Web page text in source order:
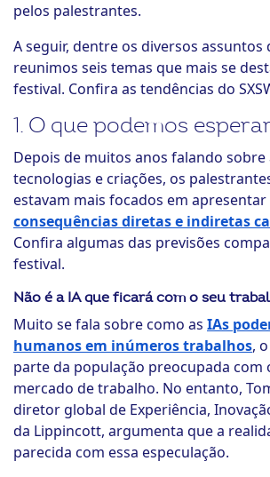
pelos palestrantes.
A seguir, dentre os diversos assuntos
reunimos seis temas que mais se
festival. Confira as tendências do
1. O que podemos
Depois de muitos anos falando sobre
tecnologias e criações, os
estavam mais focados em
consequências diretas e indiretas
Confira algumas das previsões
festival.
Não é a IA que ficará com o seu
Muito se fala sobre como as IAs
humanos em inúmeros trabalhos,
parte da população preocupada com
mercado de trabalho. No entanto,
diretor global de Experiência,
da Lippincott, argumenta que a
parecida com essa especulação.